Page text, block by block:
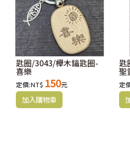
匙圈/3043/櫸木鑰匙圈-
喜樂
定價:NT$ 150元
匙
聖
定